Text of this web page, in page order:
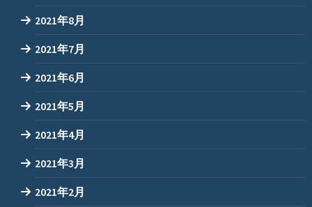
2021年8月
2021年7月
2021年6月
2021年5月
2021年4月
2021年3月
2021年2月